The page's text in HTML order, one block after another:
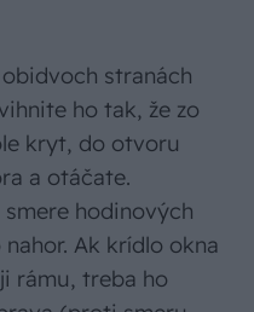
stranách
ho tak, že zo
kryt, do otvoru
a otáčate.
hodinových
Ak krídlo okna
rámu, treba ho